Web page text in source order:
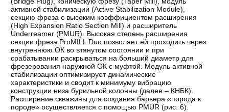
активной стабилизации (Active Stabilization Module),
секцию фреза с высоким коэффициентом расширения
(High Expansion Ratio Section Mill) и расширитель
Underreamer (PMUR). Высокая степень расширения
секции фреза ProMILL Duo позволяет ей проходить через
внутреннюю ОК во втянутом состоянии и при
срабатывании раскрываться на больший диаметр для
фрезерования наружной ОК с муфтой. Модуль активной
стабилизации оптимизирует динамические
характеристики и сводит к минимуму вибрацию
конструкции низа бурильной колонны (далее – КНБК).
Расширение скважины для создания барьера «порода к
породе» осуществляется с помощью PMUR (рис. 6).